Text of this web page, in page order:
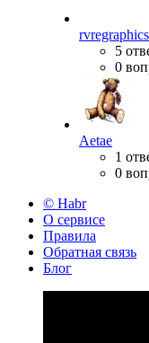
rvregraphics
5
0
Aetae
1
0
© Habr
О сервисе
Правила
Обратная связь
Блог